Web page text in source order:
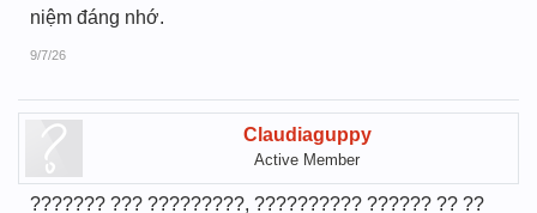
niệm đáng nhớ.
9/7/26
Claudiaguppy
Active Member
??????? ??? ?????????, ?????????? ?????? ?? ??